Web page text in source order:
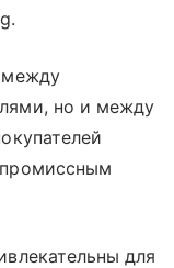
между
но и между
для